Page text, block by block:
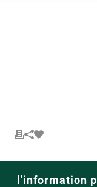
l'information